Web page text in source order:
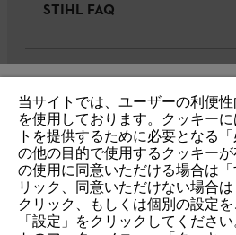
STIHL FAQ
個人情報保護・サイトの利用
IHR BROWSER WIRD
UNTERSTÜTZT
Sie nutzen einen Browser, den wir
eine optimale Nutzung unserer Seite
当サイトでは、ユーザーの利便
を使用しております。クッキー
トを提供するために必要となる
の他の目的で使用するクッキー
の使用に同意いただける場合は
リック、同意いただけない場合
クリック、もしくは個別の設定
「設定」をクリックしてくださ